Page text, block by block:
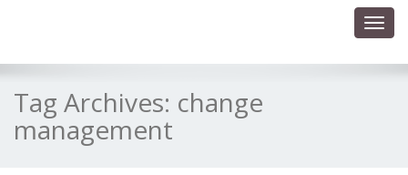
Tag Archives: change
management